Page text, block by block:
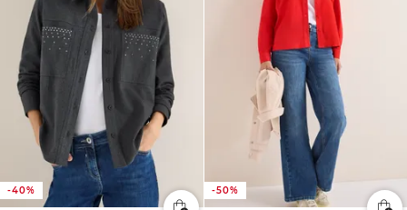
-40% -50%